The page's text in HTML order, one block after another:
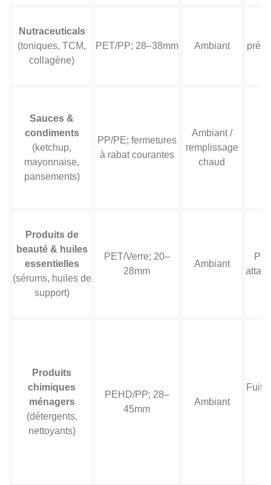
Nutraceuticals
(toniques, TCM,
collagène)
PET/PP; 28–38mm Ambiant
Sauces &
condiments
(ketchup,
mayonnaise,
pansements)
PP/PE; fermetures
à rabat courantes
Ambiant /
remplissage
chaud
Produits de
beauté & huiles
essentielles
(sérums, huiles de
support)
PET/Verre; 20–
28mm
Ambiant
Produits
chimiques
ménagers
(détergents,
nettoyants)
PEHD/PP; 28–
45mm
Ambiant
Fuite